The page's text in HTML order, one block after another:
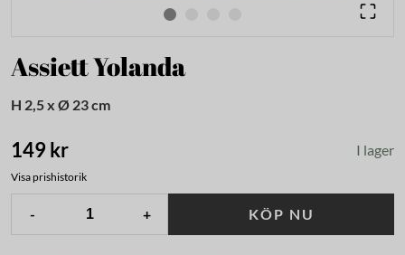
Assiett Yolanda
H 2,5 x Ø 23 cm
149 kr I lager
Visa prishistorik
- + KÖP NU